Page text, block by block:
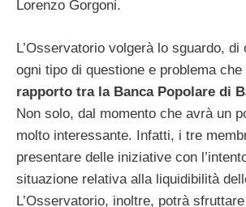
Lorenzo Gorgoni.
L’Osservatorio volgerà lo sguardo, di
ogni tipo di questione e problema che
rapporto tra la Banca Popolare di
Non solo, dal momento che avrà un
molto interessante. Infatti, i tre
presentare delle iniziative con
situazione relativa alla liquidibilità
L’Osservatorio, inoltre, potrà